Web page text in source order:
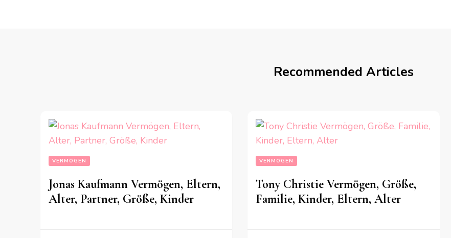
Recommended Articles
VERMÖGEN
Jonas Kaufmann Vermögen, Eltern,
Alter, Partner, Größe, Kinder
VERMÖGEN
Tony Christie Vermögen, Größe,
Familie, Kinder, Eltern, Alter